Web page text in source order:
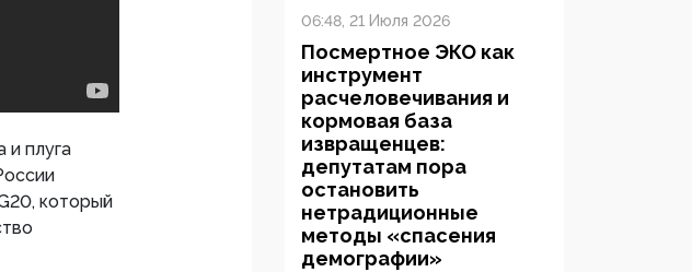
плуга
который
06:48, 21 Июля 2026
Посмертное ЭКО как
инструмент
расчеловечивания и
кормовая база
извращенцев:
депутатам пора
остановить
нетрадиционные
методы «спасения
демографии»